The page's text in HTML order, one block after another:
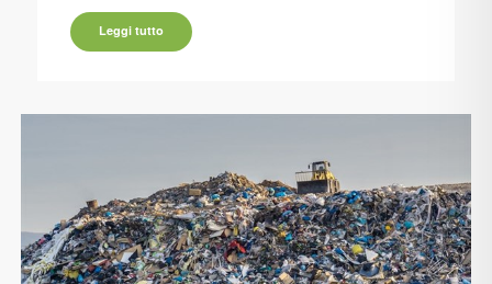
Leggi tutto